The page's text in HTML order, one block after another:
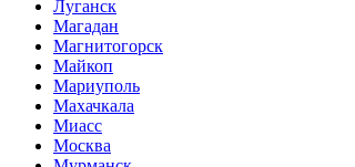
Луганск
Магадан
Магнитогорск
Майкоп
Мариуполь
Махачкала
Миасс
Москва